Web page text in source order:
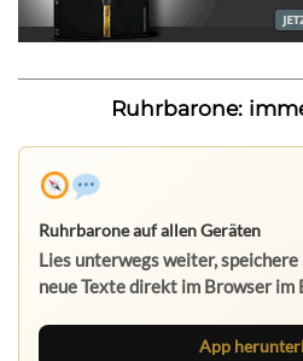
Ruhrbarone:
Ruhrbarone auf allen Geräten
Lies unterwegs weiter,
neue Texte direkt im Browser im
App